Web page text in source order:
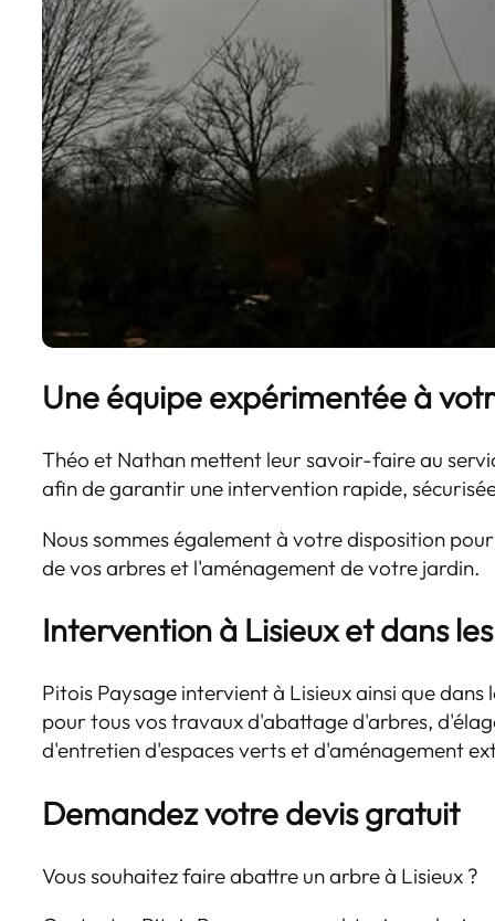
Une équipe expérimentée à
Théo et Nathan mettent leur savoir-faire au
afin de garantir une intervention rapide,
Nous sommes également à votre disposition
de vos arbres et l'aménagement de votre jardin.
Intervention à Lisieux et dans
Pitois Paysage intervient à Lisieux ainsi que
pour tous vos travaux d'abattage d'arbres,
d'entretien d'espaces verts et d'aménagement
Demandez votre devis gratuit
Vous souhaitez faire abattre un arbre à Lisieux ?